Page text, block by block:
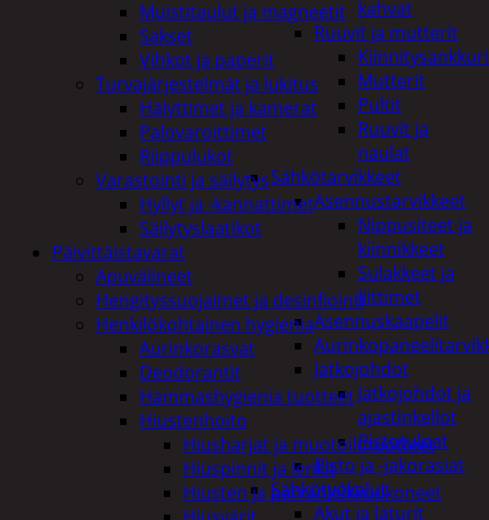
kahvat
Ruuvit ja mutterit
Mutterit
Pultit
Ruuvit ja
naulat
Sähkötarvikkeet
Asennustarvikkeet
Nippusiteet ja
kiinnikkeet
Sulakkeet ja
liittimet
Asennuskaapelit
Jatkojohdot
Jatkojohdot ja
ajastinkellot
Pistotulpat
Pisto ja -jakorasiat
Sähkötyökalut
Akut ja laturit
Muistitaulut ja magneetit
Sakset
Vihkot ja paperit
Turvajärjestelmät ja lukitus
Hälyttimet ja kamerat
Palovaroittimet
Riippulukot
Varastointi ja säilytys
Hyllyt ja -kannattimet
Säilytyslaatikot
Päivittäistavarat
Apuvälineet
Hengityssuojaimet ja desinfiointi
Henkilökohtainen hygienia
Aurinkorasvat
Deodorantit
Hammashygienia tuotteet
Hiustenhoito
Hiusharjat ja muotoilutuotteet
Hiuspinnit ja lenkit
Hiusten ja parranleikkuukoneet